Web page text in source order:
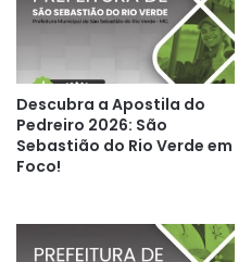
Descubra a Apostila do
Pedreiro 2026: São
Sebastião do Rio Verde em
Foco!